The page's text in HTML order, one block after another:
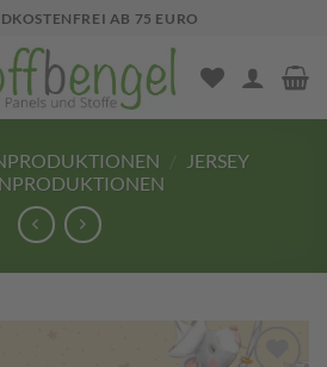
AB 75 EURO
JERSEY